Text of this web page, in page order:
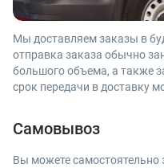
Мы доставляем заказы в
отправка заказа обычно
большого объема, а также
срок передачи в доставку
Самовывоз
Вы можете самостоятельно